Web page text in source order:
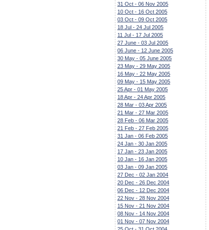
31 Oct - 06 Nov 2005
10 Oct - 16 Oct 2005
03 Oct - 09 Oct 2005
18 Jul - 24 Jul 2005
11 Jul - 17 Jul 2005
27 June - 03 Jul 2005
06 June - 12 June 2005
30 May - 05 June 2005
23 May - 29 May 2005
16 May - 22 May 2005
09 May - 15 May 2005
25 Apr - 01 May 2005
18 Apr - 24 Apr 2005
28 Mar - 03 Apr 2005
21 Mar - 27 Mar 2005
28 Feb - 06 Mar 2005
21 Feb - 27 Feb 2005
31 Jan - 06 Feb 2005
24 Jan - 30 Jan 2005
17 Jan - 23 Jan 2005
10 Jan - 16 Jan 2005
03 Jan - 09 Jan 2005
27 Dec - 02 Jan 2004
20 Dec - 26 Dec 2004
06 Dec - 12 Dec 2004
22 Nov - 28 Nov 2004
15 Nov - 21 Nov 2004
08 Nov - 14 Nov 2004
01 Nov - 07 Nov 2004